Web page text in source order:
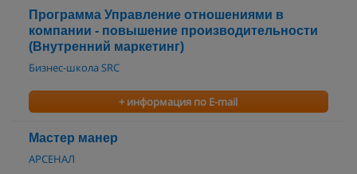
Программа Управление отношениями в
компании - повышение производительности
(Внутренний маркетинг)
Бизнес-школа SRC
+ информация по E-mail
Мастер манер
АРСЕНАЛ